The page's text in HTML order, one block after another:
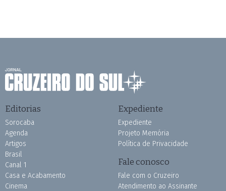
Editorias
Sorocaba
Agenda
Artigos
Brasil
Canal 1
Casa e Acabamento
Cinema
Expediente
Expediente
Projeto Memória
Política de Privacidade
Fale conosco
Fale com o Cruzeiro
Atendimento ao Assinante